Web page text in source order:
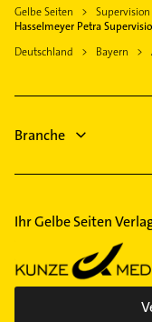
Putzfrau
Gebäudereinigung
Ärztehaus
Hausarzt
Sanitärinstallation
Gelbe Seiten Supervision
Hasselmeyer Petra
Deutschland
Bayern
Branche
Ihr Gelbe Seiten